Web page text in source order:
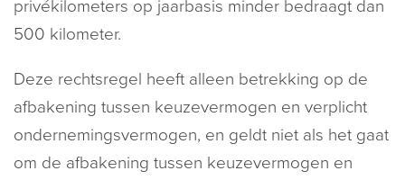
privékilometers op jaarbasis minder bedraagt dan
500 kilometer.
Deze rechtsregel heeft alleen betrekking op de
afbakening tussen keuzevermogen en verplicht
ondernemingsvermogen, en geldt niet als het gaat
om de afbakening tussen keuzevermogen en